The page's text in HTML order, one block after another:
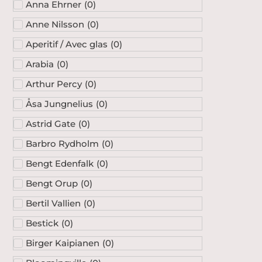
Anna Ehrner (0)
Anne Nilsson (0)
Aperitif / Avec glas (0)
Arabia (0)
Arthur Percy (0)
Åsa Jungnelius (0)
Astrid Gate (0)
Barbro Rydholm (0)
Bengt Edenfalk (0)
Bengt Orup (0)
Bertil Vallien (0)
Bestick (0)
Birger Kaipianen (0)